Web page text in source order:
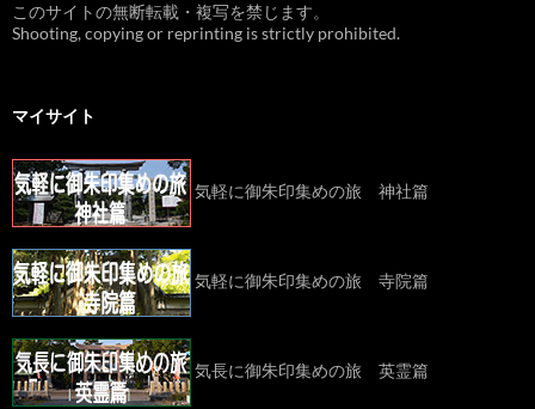
このサイトの無断転載・複写を禁じます。
Shooting, copying or reprinting is strictly prohibited.
マイサイト
気軽に御朱印集めの旅 神社篇
気軽に御朱印集めの旅 寺院篇
気長に御朱印集めの旅 英霊篇